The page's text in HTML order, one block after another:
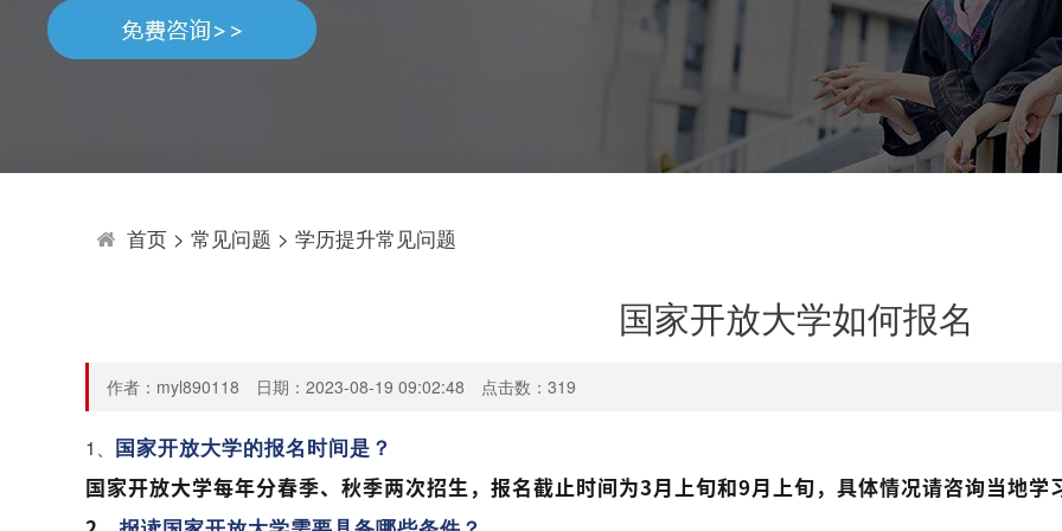
首页> 常见问题 > 学历提升常见问题
国家开放大学如何报名
作者：myl890118 日期：2023-08-19 09:02:48 点击数： 319
1、 国家开放大学的报名时间是？
国家开放大学每年分春季、秋季两次招生，报名截止时间为3月上旬和9月上旬，具体情况请咨询当地学